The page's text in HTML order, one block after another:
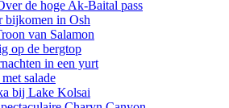
de hoge Ak-Baital pass
bijkomen in Osh
van Salamon
op de bergtop
in een yurt
salade
bij Lake Kolsai